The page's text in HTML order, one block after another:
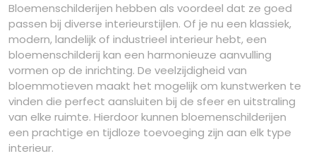
Bloemenschilderijen hebben als voordeel dat ze goed
passen bij diverse interieurstijlen. Of je nu een klassiek,
modern, landelijk of industrieel interieur hebt, een
bloemenschilderij kan een harmonieuze aanvulling
vormen op de inrichting. De veelzijdigheid van
bloemmotieven maakt het mogelijk om kunstwerken te
vinden die perfect aansluiten bij de sfeer en uitstraling
van elke ruimte. Hierdoor kunnen bloemenschilderijen
een prachtige en tijdloze toevoeging zijn aan elk type
interieur.